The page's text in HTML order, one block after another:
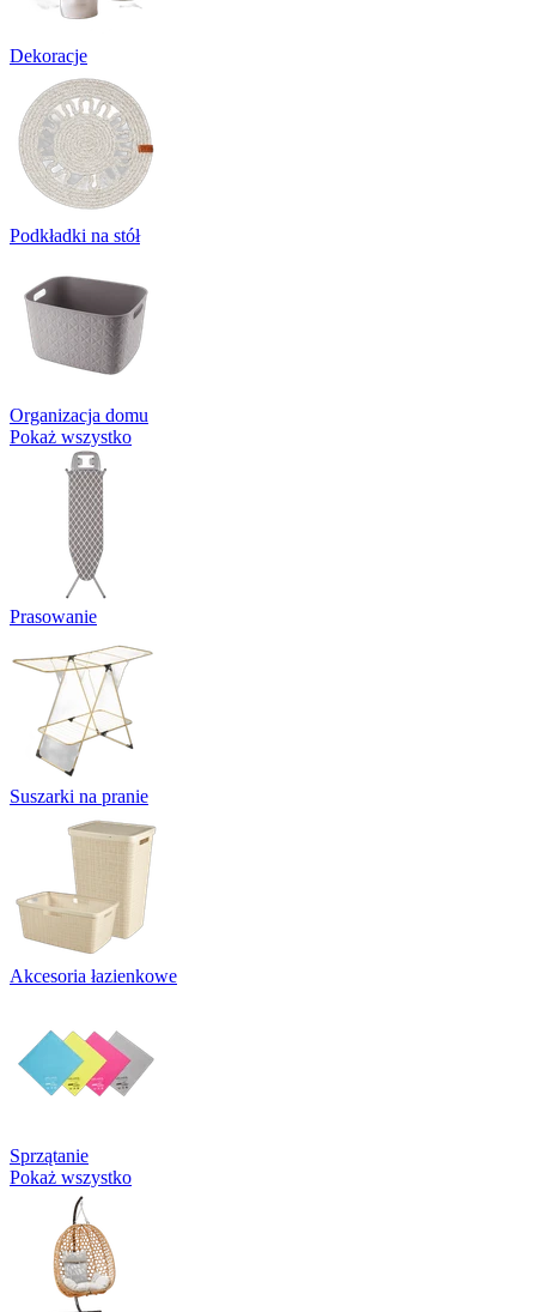
Dekoracje
Podkładki na stół
Organizacja domu
Pokaż wszystko
Prasowanie
Suszarki na pranie
Akcesoria łazienkowe
Sprzątanie
Pokaż wszystko